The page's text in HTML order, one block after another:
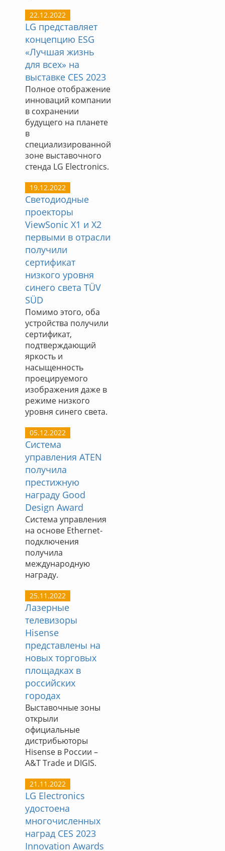
22.12.2022
LG представляет
концепцию ESG
«Лучшая жизнь
для всех» на
выставке CES 2023
Полное отображение
инноваций компании
в сохранении
будущего на планете
в
специализированной
зоне выставочного
стенда LG Electronics.
19.12.2022
Светодиодные
проекторы
ViewSonic X1 и X2
первыми в отрасли
получили
сертификат
низкого уровня
синего света TÜV
SÜD
Помимо этого, оба
устройства получили
сертификат,
подтверждающий
яркость и
насыщенность
проецируемого
изображения даже в
режиме низкого
уровня синего света.
05.12.2022
Система
управления ATEN
получила
престижную
награду Good
Design Award
Система управления
на основе Ethernet-
подключения
получила
международную
награду.
25.11.2022
Лазерные
телевизоры
Hisense
представлены на
новых торговых
площадках в
российских
городах
Выставочные зоны
открыли
официальные
дистрибьюторы
Hisense в России –
A&T Trade и DIGIS.
21.11.2022
LG Electronics
удостоена
многочисленных
наград CES 2023
Innovation Awards